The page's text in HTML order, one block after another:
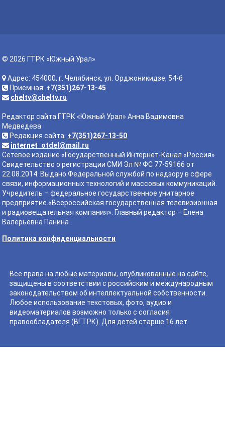
© 2026 ГТРК «Южный Урал»
Адрес: 454000, г. Челябинск, ул. Орджоникидзе, 54-б
Приемная: +7(351)267-13-45
cheltv@cheltv.ru
Редактор сайта ГТРК «Южный Урал» Анна Вадимовна
Медведева
Редакция сайта: +7(351)267-13-50
internet_otdel@mail.ru
Сетевое издание «Государственный Интернет-Канал «Россия».
Свидетельство о регистрации СМИ Эл № ФС 77-59166 от
22.08.2014. Выдано Федеральной службой по надзору в сфере
связи, информационных технологий и массовых коммуникаций.
Учредитель – федеральное государственное унитарное
предприятие «Всероссийская государственная телевизионная
и радиовещательная компания». Главный редактор – Елена
Валерьевна Панина.
Политика конфиденциальности
Все права на любые материалы, опубликованные на сайте,
защищены в соответствии с российским и международным
законодательством об интеллектуальной собственности.
Любое использование текстовых, фото, аудио и
видеоматериалов возможно только с согласия
правообладателя (ВГТРК). Для детей старше 16 лет.